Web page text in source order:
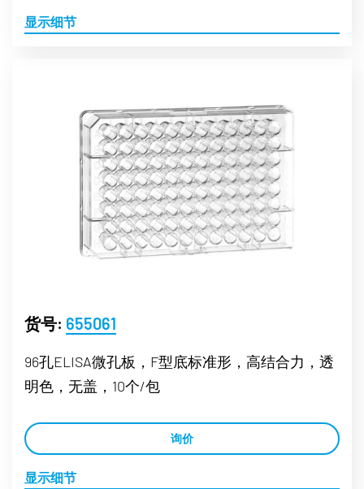
显示细节
货号: 655061
96孔ELISA微孔板，F型底标准形，高结合力，透
明色，无盖，10个/包
询价
显示细节